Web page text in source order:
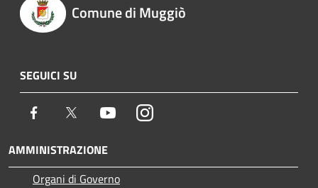
Comune di Muggiò
SEGUICI SU
Facebook Twitter YoutubeInstagram
AMMINISTRAZIONE
Organi di Governo